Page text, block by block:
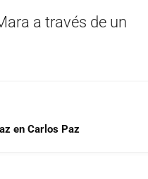
a través de un
en Carlos Paz